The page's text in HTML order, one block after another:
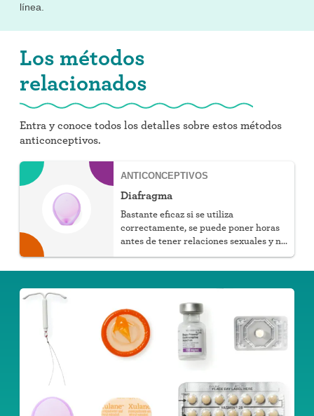
línea.
Los métodos
relacionados
Entra y conoce todos los detalles sobre estos métodos
anticonceptivos.
ANTICONCEPTIVOS
Diafragma
Bastante eficaz si se utiliza
correctamente, se puede poner horas
antes de tener relaciones sexuales y no